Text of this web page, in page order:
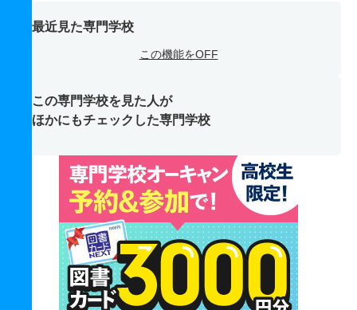
最近見た専門学校
この機能をOFF
この専門学校を見た人が
ほかにもチェックした専門学校